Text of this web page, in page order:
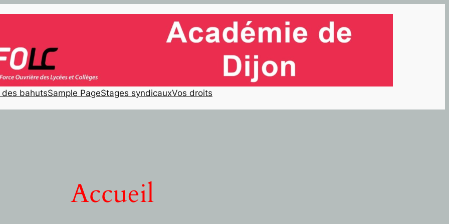
des bahutsSample PageStages syndicauxVos droits
Accueil